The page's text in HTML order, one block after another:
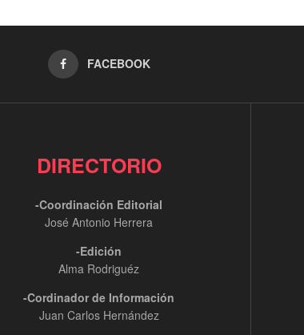
FACEBOOK
DIRECTORIO
-Coordinación Editorial
José Antonio Herrera
-Edición
Alma Rodriguéz
-Cordinador de Información
Juan Carlos Hernández